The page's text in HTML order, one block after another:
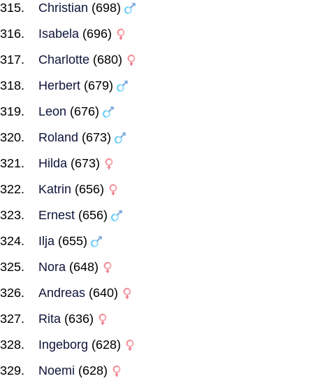
Christian (698)
Isabela (696)
Charlotte (680)
Herbert (679)
Leon (676)
Roland (673)
Hilda (673)
Katrin (656)
Ernest (656)
Ilja (655)
Nora (648)
Andreas (640)
Rita (636)
Ingeborg (628)
Noemi (628)